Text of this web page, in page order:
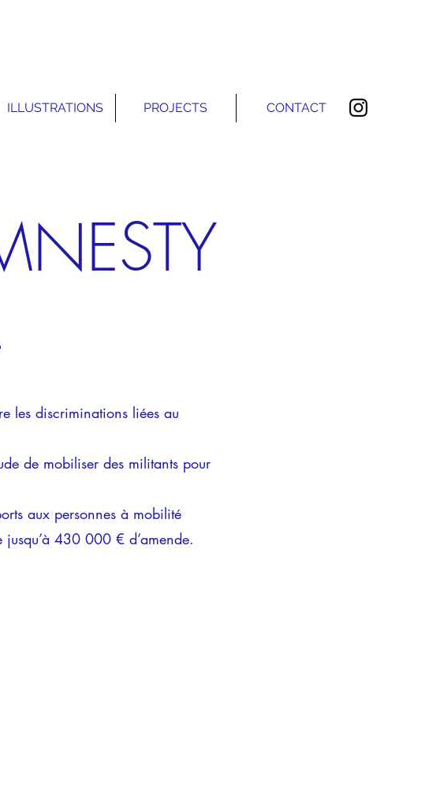
ILLUSTRATIONS PROJECTS CONTACT
les discriminations liées au
de mobiliser des militants pour
aux personnes à mobilité
430 000 € d’amende.